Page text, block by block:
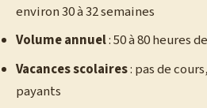
environ 30 à 32 semaines
Volume annuel: 50 à 80 heures
Vacances scolaires: pas de
payants